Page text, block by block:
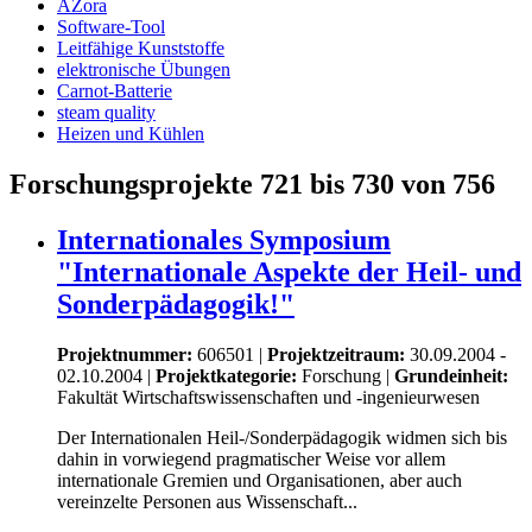
AZora
Software-Tool
Leitfähige Kunststoffe
elektronische Übungen
Carnot-Batterie
steam quality
Heizen und Kühlen
Forschungsprojekte 721 bis 730 von 756
Internationales Symposium
"Internationale Aspekte der Heil- und
Sonderpädagogik!"
Projektnummer: 606501 | Projektzeitraum: 30.09.2004 -
02.10.2004 | Projektkategorie: Forschung | Grundeinheit:
Fakultät Wirtschaftswissenschaften und -ingenieurwesen
Der Internationalen Heil-/Sonderpädagogik widmen sich bis
dahin in vorwiegend pragmatischer Weise vor allem
internationale Gremien und Organisationen, aber auch
vereinzelte Personen aus Wissenschaft...